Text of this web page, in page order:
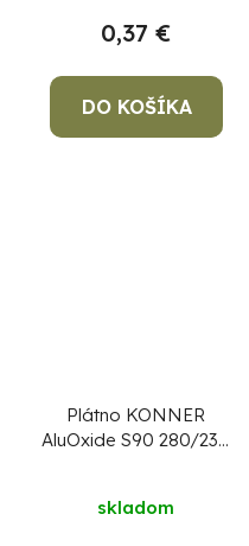
0,37 €
DO KOŠÍKA
Plátno KONNER
AluOxide S90 280/230
skladom